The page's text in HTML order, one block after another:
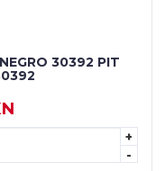
30392 PIT
+
-